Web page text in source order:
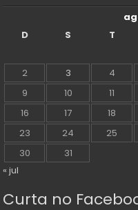
D
S T
2
3 4
9
10 11
16
17 18
23
24 25
30
31
« jul
Curta no